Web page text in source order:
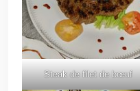
Steak de filet de bœuf